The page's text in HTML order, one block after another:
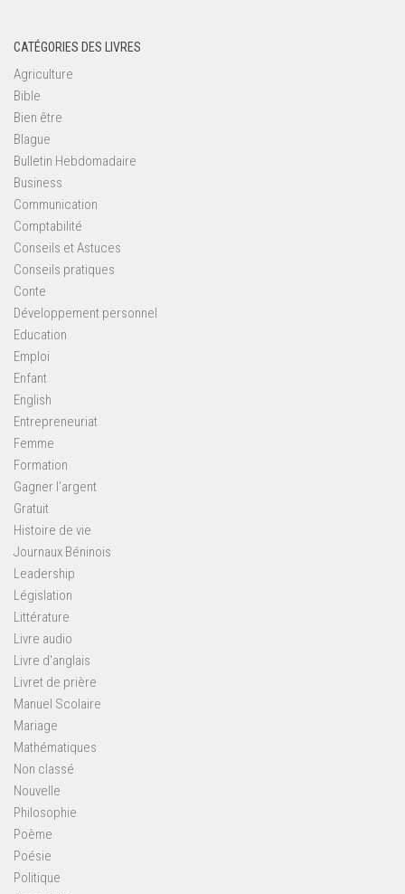
CATÉGORIES DES LIVRES
Agriculture
Bible
Bien être
Blague
Bulletin Hebdomadaire
Business
Communication
Comptabilité
Conseils et Astuces
Conseils pratiques
Conte
Développement personnel
Education
Emploi
Enfant
English
Entrepreneuriat
Femme
Formation
Gagner l'argent
Gratuit
Histoire de vie
Journaux Béninois
Leadership
Législation
Littérature
Livre audio
Livre d'anglais
Livret de prière
Manuel Scolaire
Mariage
Mathématiques
Non classé
Nouvelle
Philosophie
Poème
Poésie
Politique